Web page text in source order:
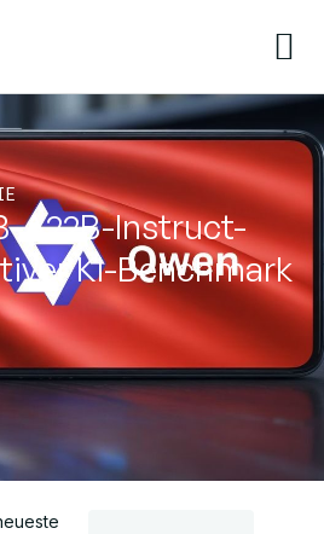
A22B-Instruct-
KI-Benchmark